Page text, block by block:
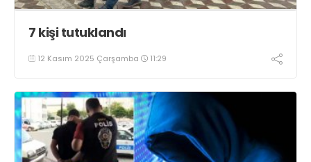
7 kişi tutuklandı
12 Kasım 2025 Çarşamba 11:29